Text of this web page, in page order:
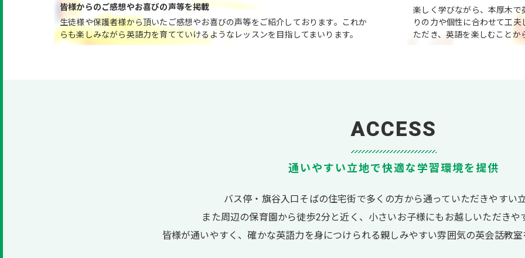
皆様からのご感想やお喜びの声等を掲載
生徒様や保護者様から頂いたご感想やお喜びの声等をご紹介しております。これか
らも楽しみながら英語力を育てていけるようなレッスンを目指してまいります。
楽しく学びながら、本厚木
りの力や個性に合わせて工
ただき、英語を楽しむことか
通いやすい立地で快適な学習環境を提供
ACCESS
バス停・旗谷入口そばの住宅街で多くの方から通っていただきやすい
また周辺の保育園から徒歩2分と近く、小さいお子様にもお越しいただきや
皆様が通いやすく、確かな英語力を身につけられる親しみやすい雰囲気の英会話教